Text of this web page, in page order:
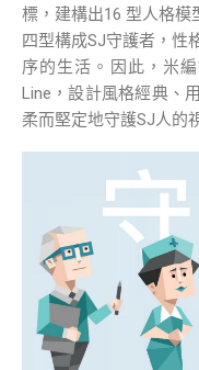
標，建構出16 型人格模
四型構成SJ守護者，性
序的生活。因此，米
Line，設計風格經典、
柔而堅定地守護SJ人的